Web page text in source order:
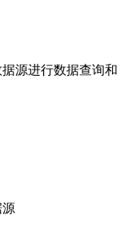
源进行数据查询和
源